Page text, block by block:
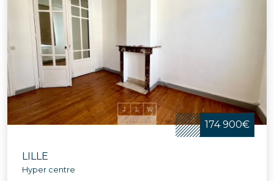
174 900€
LILLE
Hyper centre